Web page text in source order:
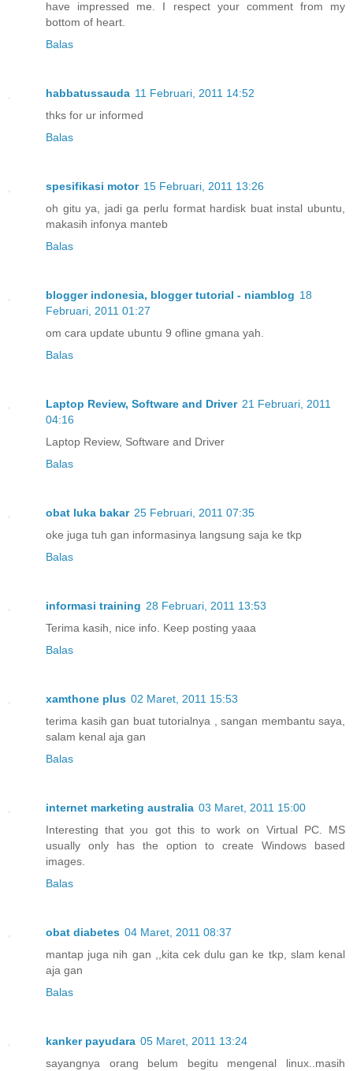
have impressed me. I respect your comment from my
bottom of heart.
Balas
habbatussauda 11 Februari, 2011 14:52
thks for ur informed
Balas
spesifikasi motor 15 Februari, 2011 13:26
oh gitu ya, jadi ga perlu format hardisk buat instal ubuntu,
makasih infonya manteb
Balas
blogger indonesia, blogger tutorial - niamblog 18
Februari, 2011 01:27
om cara update ubuntu 9 ofline gmana yah.
Balas
Laptop Review, Software and Driver 21 Februari, 2011
04:16
Laptop Review, Software and Driver
Balas
obat luka bakar 25 Februari, 2011 07:35
oke juga tuh gan informasinya langsung saja ke tkp
Balas
informasi training 28 Februari, 2011 13:53
Terima kasih, nice info. Keep posting yaaa
Balas
xamthone plus 02 Maret, 2011 15:53
terima kasih gan buat tutorialnya , sangan membantu saya,
salam kenal aja gan
Balas
internet marketing australia 03 Maret, 2011 15:00
Interesting that you got this to work on Virtual PC. MS
usually only has the option to create Windows based
images.
Balas
obat diabetes 04 Maret, 2011 08:37
mantap juga nih gan ,,kita cek dulu gan ke tkp, slam kenal
aja gan
Balas
kanker payudara 05 Maret, 2011 13:24
sayangnya orang belum begitu mengenal linux..masih